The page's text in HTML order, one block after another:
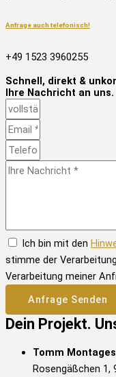
Anfrage auch telefonisch!
+49 1523 3960255
Schnell, direkt &
Ihre Nachricht an uns.
Ich bin mit den
stimme der
Verarbeitung meiner
Anfrage Senden
Dein Projekt.
Tomm
Rosengäßchen 1,